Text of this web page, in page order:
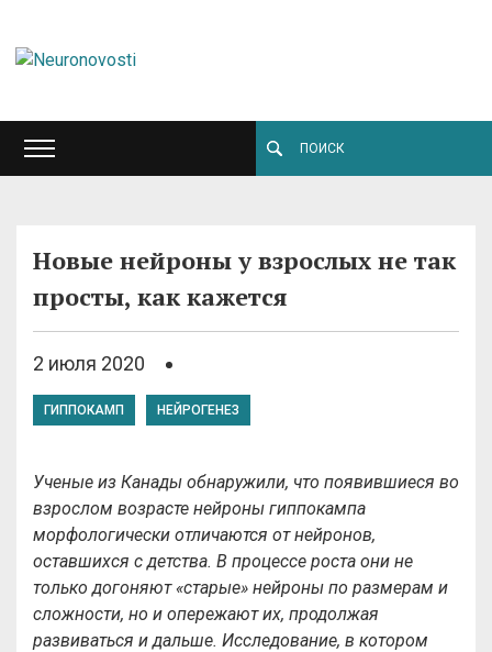
Новые нейроны у взрослых не так
просты, как кажется
2 июля 2020
ГИППОКАМП НЕЙРОГЕНЕЗ
Ученые из Канады обнаружили, что появившиеся во
взрослом возрасте нейроны гиппокампа
морфологически отличаются от нейронов,
оставшихся с детства. В процессе роста они не
только догоняют «старые» нейроны по размерам и
сложности, но и опережают их, продолжая
развиваться и дальше. Исследование, в котором